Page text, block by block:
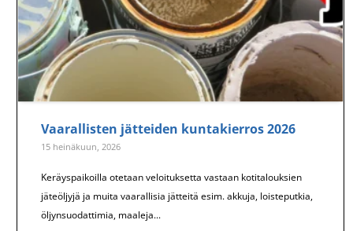
Vaarallisten jätteiden kuntakierros 2026
15 heinäkuun, 2026
Keräyspaikoilla otetaan veloituksetta vastaan kotitalouksien
jäteöljyjä ja muita vaarallisia jätteitä esim. akkuja, loisteputkia,
öljynsuodattimia, maaleja...